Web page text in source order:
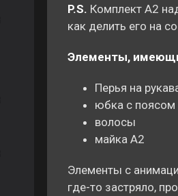
P.S. Комплект А2
как делить его на
Элементы,
Перья на
юбка с поясом
волосы
майка A2
Элементы с
где-то застряло,